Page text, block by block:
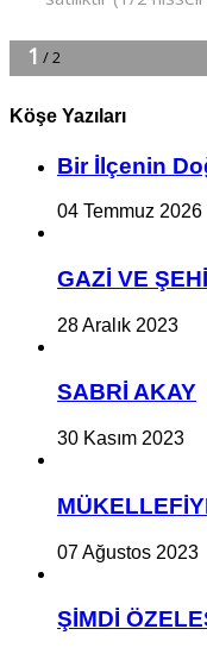
Köşe Yazıları
Bir İlçe­nin
04 Temmuz 2026
GAZİ VE
28 Aralık 2023
SABRİ AKAY
30 Kasım 2023
07 Ağustos 2023
ŞİMDİ